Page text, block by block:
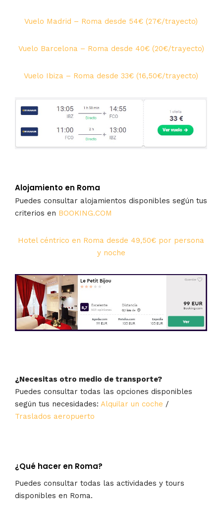
Vuelo Madrid – Roma desde 54€ (27€/trayecto)
Vuelo Barcelona – Roma desde 40€ (20€/trayecto)
Vuelo Ibiza – Roma desde 33€ (16,50€/trayecto)
Alojamiento en Roma
Puedes consultar alojamientos disponibles según tus
criterios en BOOKING.COM
Hotel céntrico en Roma desde 49,50€ por persona
y noche
¿Necesitas otro medio de transporte?
Puedes consultar todas las opciones disponibles
según tus necesidades: Alquilar un coche /
Traslados aeropuerto
¿Qué hacer en Roma?
Puedes consultar todas las actividades y tours
disponibles en Roma.